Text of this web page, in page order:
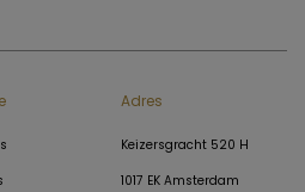
Adres
Keizersgracht 520 H
1017 EK Amsterdam